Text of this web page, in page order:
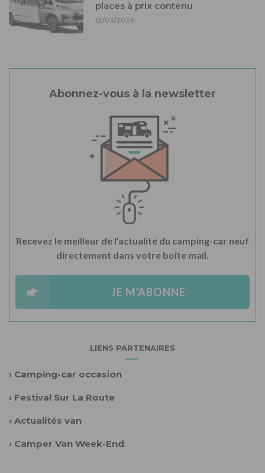
places à prix contenu
12/03/2026
Abonnez-vous à la newsletter
Recevez le meilleur de l’actualité du camping-car neuf
directement dans votre boîte mail.
JE M'ABONNE
LIENS PARTENAIRES
› Camping-car occasion
› Festival Sur La Route
› Actualités van
› Camper Van Week-End